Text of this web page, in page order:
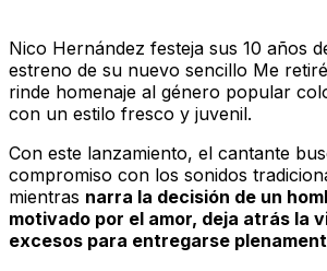
Nico Hernández festeja sus 10 años
estreno de su nuevo sencillo Me retiré
rinde homenaje al género popular
con un estilo fresco y juvenil.
Con este lanzamiento, el cantante
compromiso con los sonidos
mientras narra la decisión de un
motivado por el amor, deja atrás la
excesos para entregarse